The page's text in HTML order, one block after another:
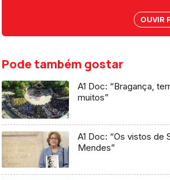
moral e mais de
assédio sexual.
Sandy Gageiro.
OUVIR
Pode também gostar
A1 Doc: “Bragança,
muitos”
A1 Doc: “Os vistos de
Mendes”